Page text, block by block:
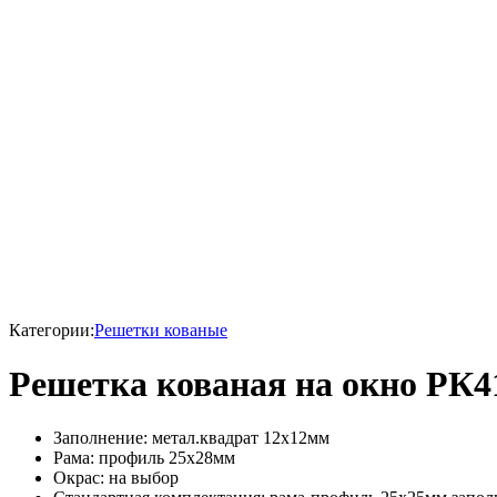
Категории:Решетки кованые
Решетка кованая на окно
Заполнение: метал.квадрат 12х12мм
Рама: профиль 25х28мм
Окрас: на выбор